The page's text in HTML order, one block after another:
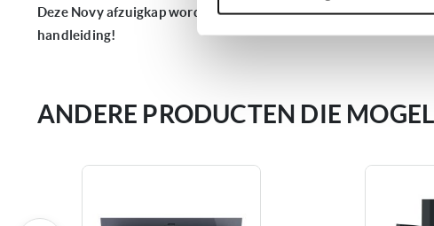
Deze Novy afzuigkap wordt geleverd incl. 5 jaar Novy garantie
handleiding!
ANDERE PRODUCTEN DIE